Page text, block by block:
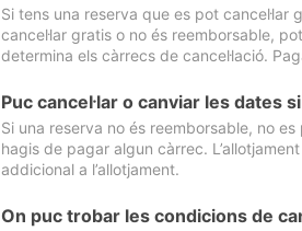
Si tens una reserva que es pot
cancel·lar gratis o no és reemborsable,
determina els càrrecs de cancel·lació.
Puc cancel·lar o canviar les dates
Si una reserva no és reemborsable, no
hagis de pagar algun càrrec.
addicional a l’allotjament.
On puc trobar les condicions de